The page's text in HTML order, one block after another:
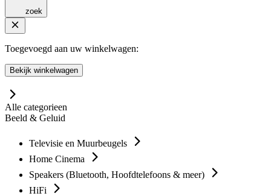
zoek
Toegevoegd aan uw winkelwagen:
Bekijk winkelwagen
Alle categorieen
Beeld & Geluid
Televisie en Muurbeugels
Home Cinema
Speakers (Bluetooth, Hoofdtelefoons & meer)
HiFi